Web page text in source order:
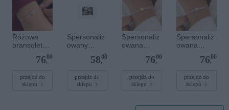
Różowa
bransoletka
dla dzieci -
owana -
Srebrne
76,
00
przejdź do
sklepu
Spersonaliz
owany
plakat - 30 x
58,
00
przejdź do
sklepu
Spersonaliz
owana
bransoletka
sznurkowa -
Złote kółko
76,
00
przejdź do
sklepu
Spersonaliz
owana
bransoletka
sznurkowa -
Srebrne
kółko
76,
00
przejdź do
sklepu